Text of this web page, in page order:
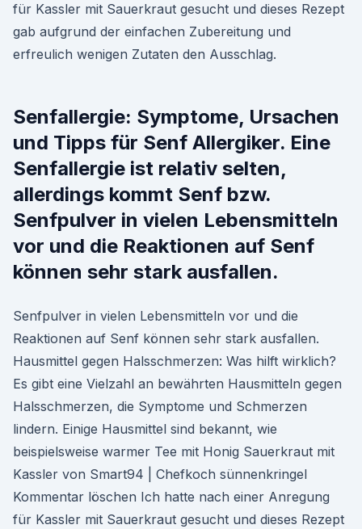
für Kassler mit Sauerkraut gesucht und dieses Rezept
gab aufgrund der einfachen Zubereitung und
erfreulich wenigen Zutaten den Ausschlag.
Senfallergie: Symptome, Ursachen
und Tipps für Senf Allergiker. Eine
Senfallergie ist relativ selten,
allerdings kommt Senf bzw.
Senfpulver in vielen Lebensmitteln
vor und die Reaktionen auf Senf
können sehr stark ausfallen.
Senfpulver in vielen Lebensmitteln vor und die
Reaktionen auf Senf können sehr stark ausfallen.
Hausmittel gegen Halsschmerzen: Was hilft wirklich?
Es gibt eine Vielzahl an bewährten Hausmitteln gegen
Halsschmerzen, die Symptome und Schmerzen
lindern. Einige Hausmittel sind bekannt, wie
beispielsweise warmer Tee mit Honig Sauerkraut mit
Kassler von Smart94 | Chefkoch sünnenkringel
Kommentar löschen Ich hatte nach einer Anregung
für Kassler mit Sauerkraut gesucht und dieses Rezept